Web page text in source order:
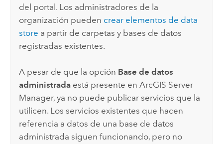
del portal. Los administradores de la
organización pueden crear elementos de data
store a partir de carpetas y bases de datos
registradas existentes.
A pesar de que la opción Base de datos
administrada está presente enArcGIS Server
Manager, ya no puede publicar servicios que la
utilicen. Los servicios existentes que hacen
referencia a datos de una base de datos
administrada siguen funcionando, pero no